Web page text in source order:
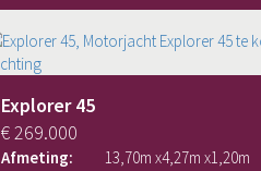
Explorer 45
€ 269.000
Afmeting: 13,70m x4,27m x1,20m